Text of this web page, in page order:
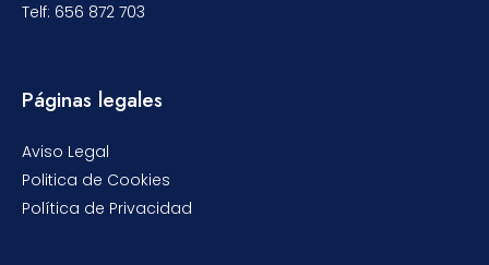
Telf: 656 872 703
Páginas legales
Aviso Legal
Politica de Cookies
Política de Privacidad